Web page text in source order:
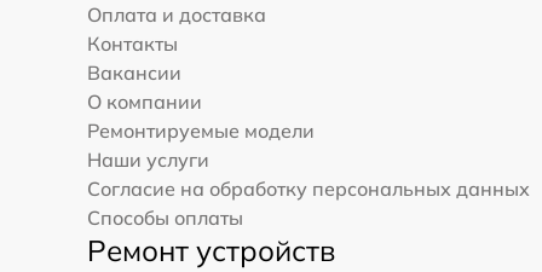
Оплата и доставка
Контакты
Вакансии
О компании
Ремонтируемые модели
Наши услуги
Согласие на обработку персональных данных
Способы оплаты
Ремонт устройств